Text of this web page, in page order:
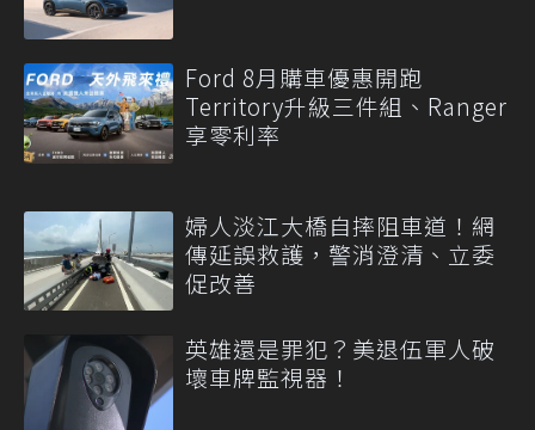
Ford 8月購車優惠開跑
Territory升級三件組、Ranger
享零利率
婦人淡江大橋自摔阻車道！網
傳延誤救護，警消澄清、立委
促改善
英雄還是罪犯？美退伍軍人破
壞車牌監視器！